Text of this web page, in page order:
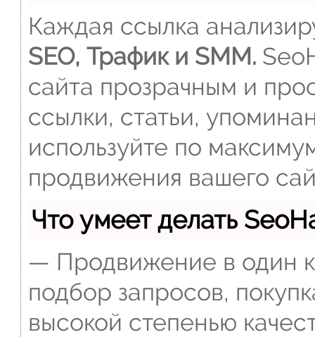
Каждая ссылка
SEO, Трафик и SMM.
сайта прозрачным и
ссылки, статьи,
используйте по
продвижения вашего
Что умеет делать
— Продвижение в один
подбор запросов,
высокой степенью